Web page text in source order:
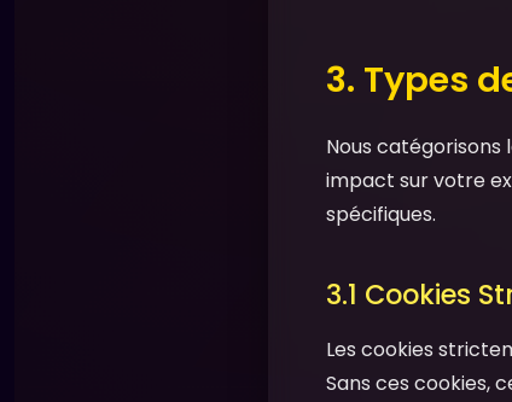
3. Types
Nous catégorisons
impact sur votre
spécifiques.
3.1 Cookies
Les cookies
Sans ces cookies,